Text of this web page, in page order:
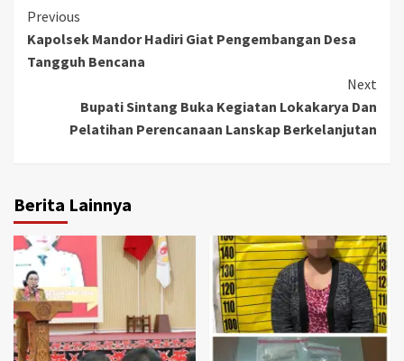
Continue
Reading
Previous
Kapolsek Mandor Hadiri Giat Pengembangan Desa
Tangguh Bencana
Next
Bupati Sintang Buka Kegiatan Lokakarya Dan
Pelatihan Perencanaan Lanskap Berkelanjutan
Berita Lainnya